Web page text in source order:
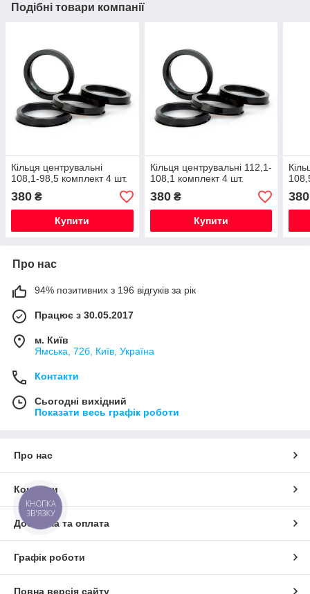
Подібні товари компанії
Кільця центрувальні
108,1-98,5 комплект 4 шт.
380 ₴
Купити
Кільця центрувальні 112,1-
108,1 комплект 4 шт.
380₴
Купити
380
Про нас
94% позитивних з 196 відгуків за рік
Працює з 30.05.2017
м. Київ
Ямська, 72б, Київ, Україна
Контакти
Сьогодні вихідний
Показати весь графік роботи
Про нас
Контакти
Доставка та оплата
Графік роботи
Повна версія сайту
КНОПКА
ЗВ'ЯЗКУ